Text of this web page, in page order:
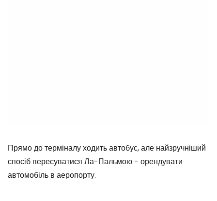
Прямо до терміналу ходить автобус, але найзручніший
спосіб пересуватися Ла-Пальмою - орендувати
автомобіль в аеропорту.